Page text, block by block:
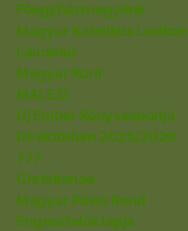
Főegyházmegyénk
Magyar Katolikus Lexikon
Laudetur
Magyar Kurír
MALEZI
Új Ember Könyvesboltja
Direktórium 2025/2026
777
Christianae
Magyar Pálos Rend
Engesztelők lapja